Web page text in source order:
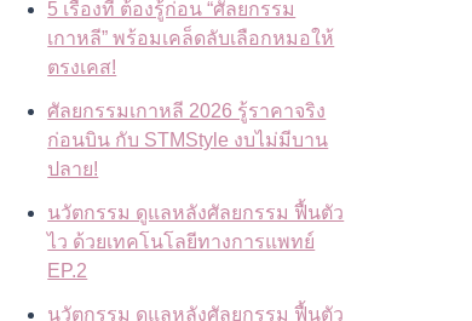
5 เรื่องที่ ต้องรู้ก่อน “ศัลยกรรม
เกาหลี” พร้อมเคล็ดลับเลือกหมอให้
ตรงเคส!
ศัลยกรรมเกาหลี 2026 รู้ราคาจริง
ก่อนบิน กับ STMStyle งบไม่มีบาน
ปลาย!
นวัตกรรม ดูแลหลังศัลยกรรม ฟื้นตัว
ไว ด้วยเทคโนโลยีทางการแพทย์
EP.2
นวัตกรรม ดูแลหลังศัลยกรรม ฟื้นตัว